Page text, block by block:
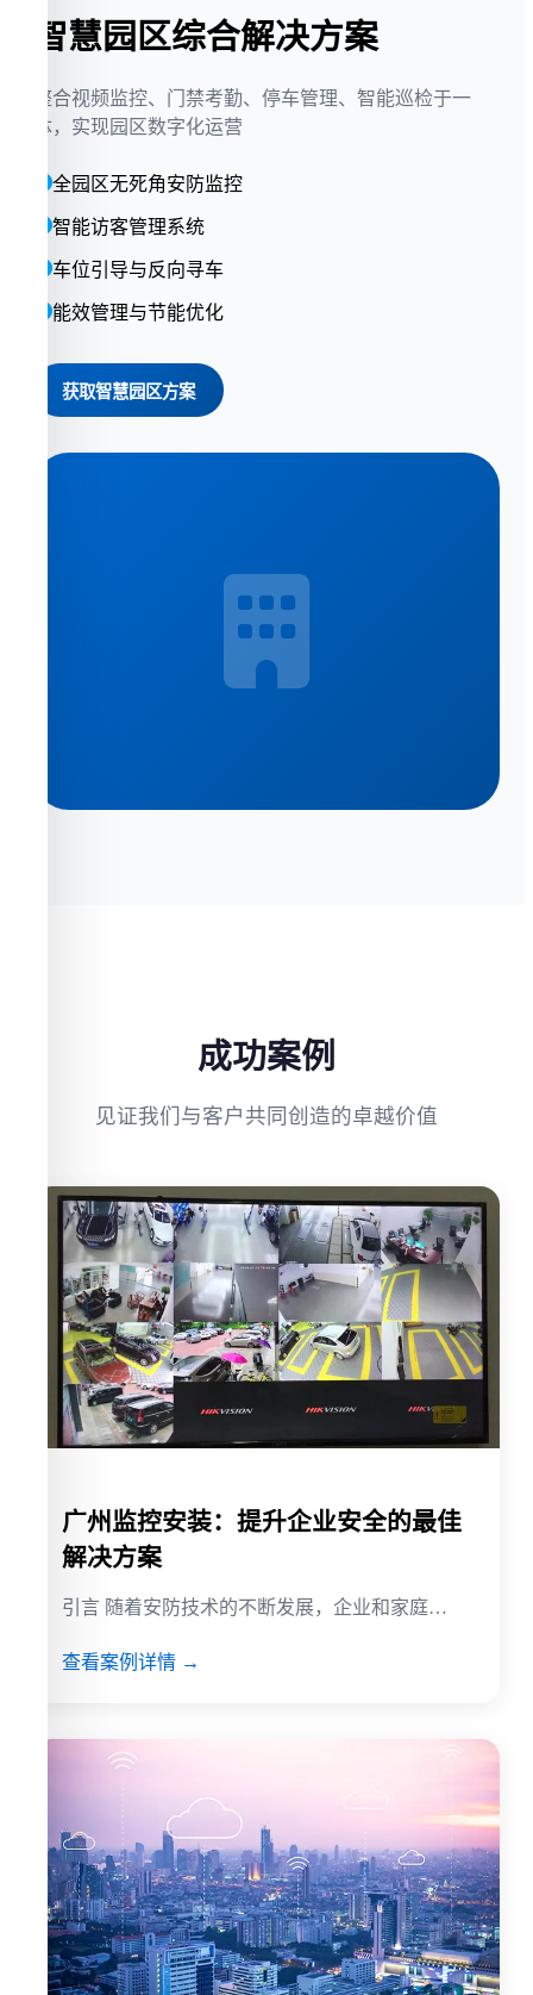
智慧园区综合解决方案
整合视频监控、门禁考勤、停车管理、智能巡检于一
体，实现园区数字化运营
全园区无死角安防监控
智能访客管理系统
车位引导与反向寻车
能效管理与节能优化
获取智慧园区方案
成功案例
见证我们与客户共同创造的卓越价值
广州监控安装：提升企业安全的最佳
解决方案
引言 随着安防技术的不断发展，企业和家庭…
查看案例详情 →